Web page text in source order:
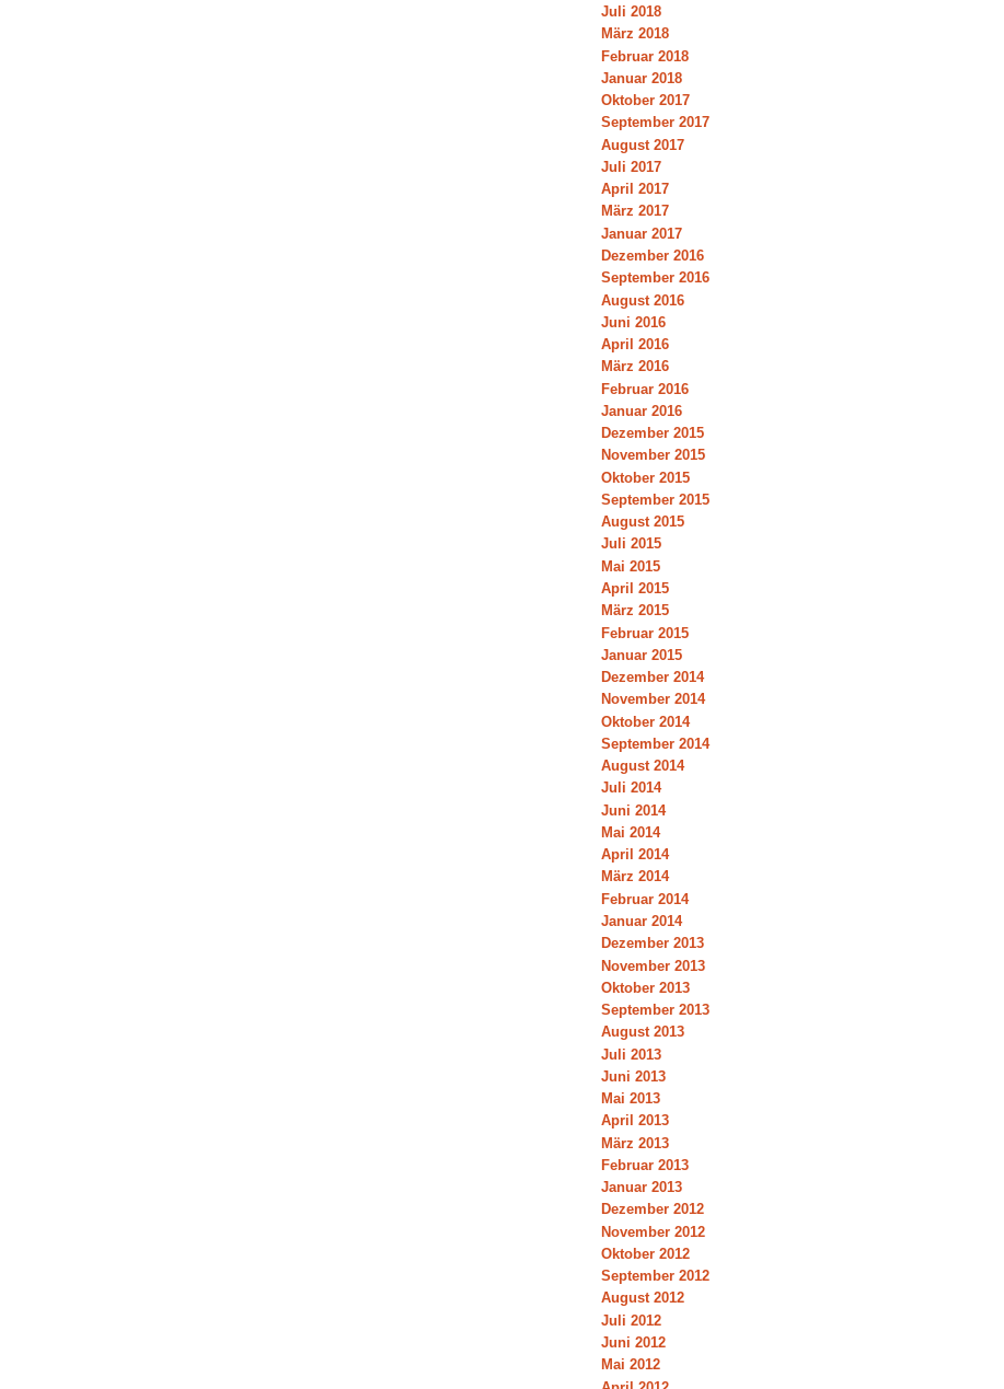
Juli 2018
März 2018
Februar 2018
Januar 2018
Oktober 2017
September 2017
August 2017
Juli 2017
April 2017
März 2017
Januar 2017
Dezember 2016
September 2016
August 2016
Juni 2016
April 2016
März 2016
Februar 2016
Januar 2016
Dezember 2015
November 2015
Oktober 2015
September 2015
August 2015
Juli 2015
Mai 2015
April 2015
März 2015
Februar 2015
Januar 2015
Dezember 2014
November 2014
Oktober 2014
September 2014
August 2014
Juli 2014
Juni 2014
Mai 2014
April 2014
März 2014
Februar 2014
Januar 2014
Dezember 2013
November 2013
Oktober 2013
September 2013
August 2013
Juli 2013
Juni 2013
Mai 2013
April 2013
März 2013
Februar 2013
Januar 2013
Dezember 2012
November 2012
Oktober 2012
September 2012
August 2012
Juli 2012
Juni 2012
Mai 2012